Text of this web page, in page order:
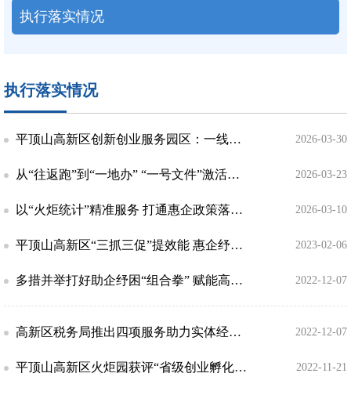
执行落实情况
执行落实情况
平顶山高新区创新创业服务园区：一线攻坚解难题 精准赋能促发展 2026-03-30
从“往返跑”到“一地办” “一号文件”激活跨省迁移新效能——平顶山高新区党工委2026年1... 2026-03-23
以“火炬统计”精准服务 打通惠企政策落地“最后一公里” 2026-03-10
平顶山高新区“三抓三促”提效能 惠企纾困强动能 2023-02-06
多措并举打好助企纾困“组合拳” 赋能高质量发展 2022-12-07
高新区税务局推出四项服务助力实体经济发展 2022-12-07
平顶山高新区火炬园获评“省级创业孵化示范基地” 2022-11-21